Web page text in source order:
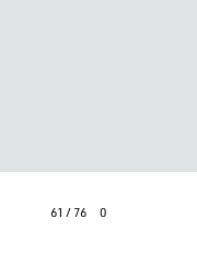
61 / 76 0